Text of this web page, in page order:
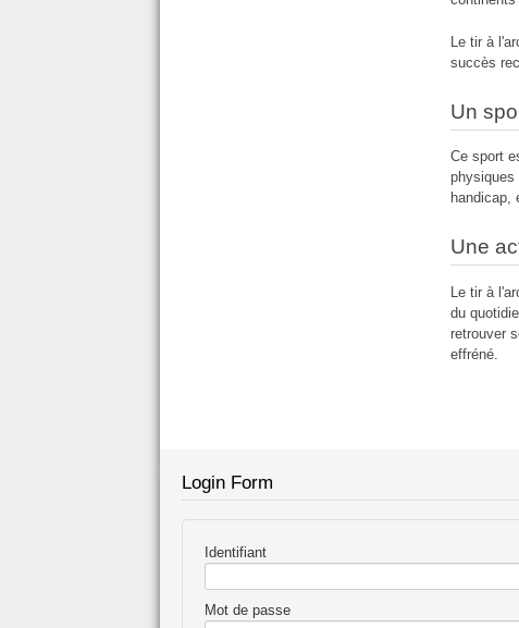
Le tir à
succès
Un
Ce sport
physiques
handicap,
Une
Le tir à
du
retrouver
effréné.
Login Form
Identifiant
Mot de passe